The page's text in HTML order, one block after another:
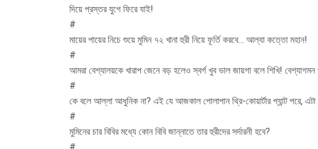
দিয়ে প্রস্তর যুগে ফিরে যাই!
#
মায়ের পায়ের নিচে শুয়ে মুমিন ৭২ খানা হুরী নিয়ে ফূর্তি করবে… আল্যা কত্তো মহান!
#
আমরা বেশ্যালয়কে খারাপ জেনে বড় হলেও স্বর্গ খুব ভাল জায়গা বলে শিখি!
#
কে বলে আল্লা আধুনিক না? এই যে আজকাল পোলাপান থ্রি-কোয়ার্টার প্যান্ট পরে,
#
মুমিনের চার বিবির মধ্যে কোন বিবি জান্নাতে তার হুরীদের সর্দারনী হবে?